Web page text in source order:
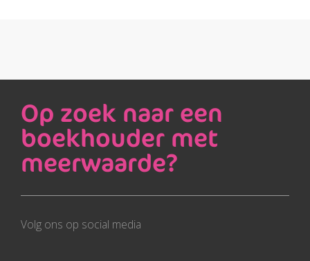
Op zoek naar een
boekhouder met
meerwaarde?
Volg ons op social media